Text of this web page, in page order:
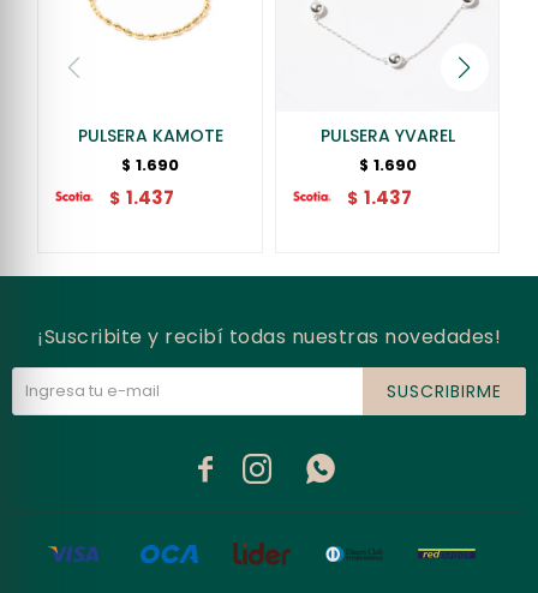
PULSERA KAMOTE
$ 1.690
$ 1.437
PULSERA YVAREL
$ 1.690
$ 1.437
¡Suscribite y recibí todas nuestras novedades!
SUSCRIBIRME
  